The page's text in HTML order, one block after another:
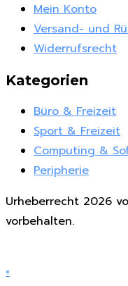
Mein Konto
Versand- und
Widerrufsrecht
Kategorien
Büro & Freizeit
Sport & Freizeit
Computing &
Peripherie
Urheberrecht 2026
vorbehalten.
×